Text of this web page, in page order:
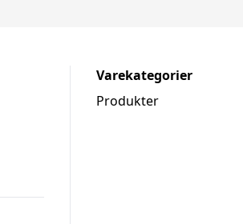
Varekategorier
Produkter